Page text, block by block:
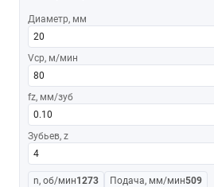
Диаметр, мм
Vср, м/мин
fz, мм/зуб
Зубьев, z
n, об/мин1273 Подача, мм/мин509